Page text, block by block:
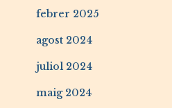
febrer 2025
agost 2024
juliol 2024
maig 2024